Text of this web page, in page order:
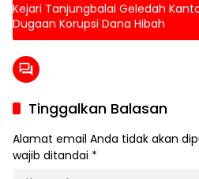
Kejari Tanjungbalai Geledah
Dugaan Korupsi Dana Hibah
Tinggalkan Balasan
Alamat email Anda tidak akan
wajib ditandai *